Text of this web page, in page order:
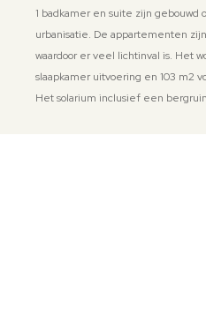
1 badkamer en suite zijn
urbanisatie. De appartementen
waardoor er veel lichtinval is. Het
slaapkamer uitvoering en 103 m2
Het solarium inclusief een